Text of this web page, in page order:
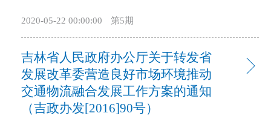
业创新等推进模式，加强协调合作，强化互通共享，
加快推进我省重要产品追溯体系建设，促进质量安全
综合治理，提升产品质量安全与公共安全水平，更好
地满足人民群众生活和经济社会发展需要。 (二)
基本原则。坚持政府引导与市场化运作相结合，发挥
企业主体作用，调动各方面积极性；坚持统筹规划与
委、省政府同意，现印发给你们，请按要求认真执
行。 各有关部门要切实加强组织领导，充分发挥
本部门法制机构的统筹协调和审查把关作用，努力提
高法规草案和规章送审稿质量。列入计划完成的项
目，起草单位要明确负责领导，落实具体工作机构和
人员，如未按时完成要向省政府做出说明。列入调研
2020-05-22 00:00:00 第5期
吉林省人民政府办公厅关于转发省
发展改革委营造良好市场环境推动
交通物流融合发展工作方案的通知
（吉政办发[2016]90号）